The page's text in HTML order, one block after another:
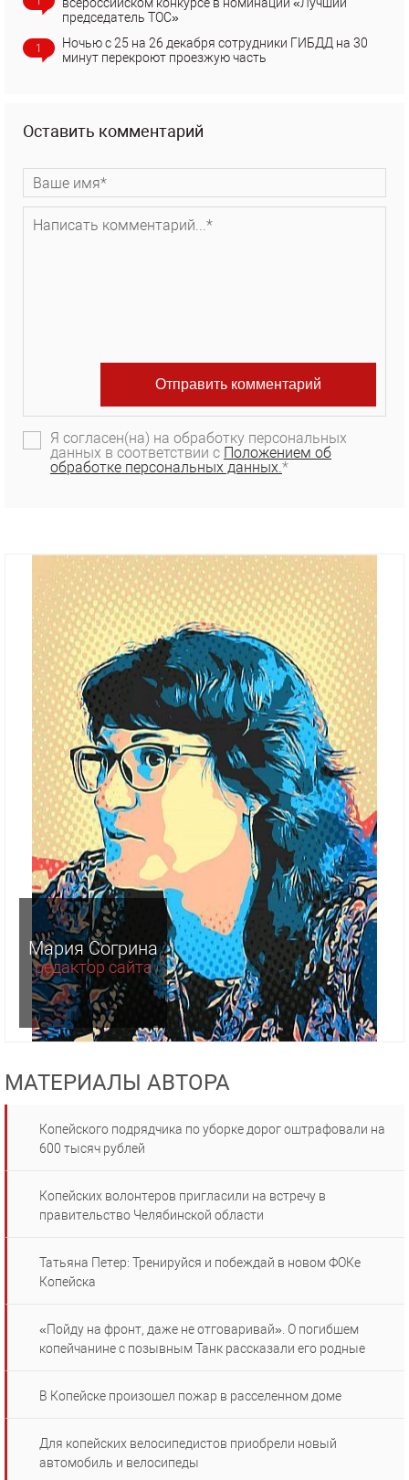
председатель ТОС»
1
Ночью с 25 на 26 декабря сотрудники ГИБДД на 30
минут перекроют проезжую часть
Оставить комментарий
Я согласен(на) на обработку персональных
данных в соответствии с Положением об
обработке персональных данных.*
Мария Согрина
редактор сайта
МАТЕРИАЛЫ АВТОРА
Копейского подрядчика по уборке дорог оштрафовали на
600 тысяч рублей
Копейских волонтеров пригласили на встречу в
правительство Челябинской области
Татьяна Петер: Тренируйся и побеждай в новом ФОКе
Копейска
«Пойду на фронт, даже не отговаривай». О погибшем
копейчанине с позывным Танк рассказали его родные
В Копейске произошел пожар в расселенном доме
Для копейских велосипедистов приобрели новый
автомобиль и велосипеды